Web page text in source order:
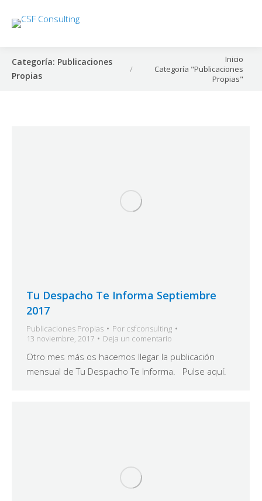
Categoría: Publicaciones
Propias
Inicio
Categoría "Publicaciones
Propias"
Tu Despacho Te Informa Septiembre
2017
Publicaciones Propias Por csfconsulting
13 noviembre, 2017
Deja un comentario
Otro mes más os hacemos llegar la publicación
mensual de Tu Despacho Te Informa. Pulse aquí.